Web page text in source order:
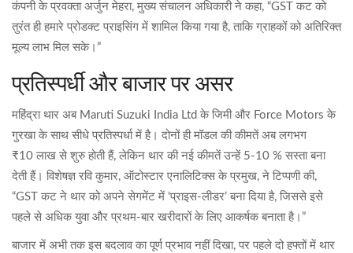
कंपनी के प्रवक्ता अर्जुन मेहरा, मुख्य संचालन अधिकारीने कहा, “GST कट को
तुरंत ही हमारे प्रोडक्ट प्राइसिंग में शामिल किया गया है, ताकि ग्राहकों को अतिरिक्त
मूल्य लाभ मिल सके।”
प्रतिस्पर्धी और बाजार पर असर
महिंद्रा थार अब Maruti Suzuki India Ltd के जिमी और Force Motors के
गुरखा के साथ सीधे प्रतिस्पर्धा में है। दोनों ही मॉडल की कीमतें अब लगभग
₹10 लाख से शुरु होती हैं, लेकिन थार की नई कीमतें उन्हें 5‑10 % सस्ता बना
देती हैं। विशेषज्ञ रवि कुमार, ऑटोस्टार एनालिटिक्स के प्रमुख, ने टिप्पणी की,
“GST कट ने थार को अपने सेगमेंट में ‘प्राइस‑लीडर’ बना दिया है, जिससे इसे
पहले से अधिक युवा और प्रथम‑बार खरीदारों के लिए आकर्षक बनाता है।”
बाजार में अभी तक इस बदलाव का पूर्ण प्रभाव नहीं दिखा, पर पहले दो हफ्तों में थार